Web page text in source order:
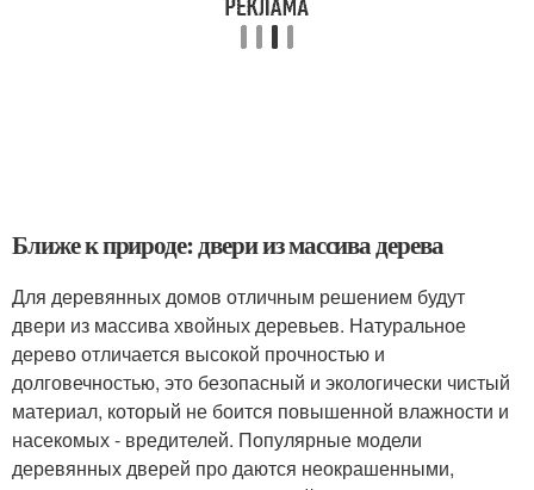
Ближе к природе: двери из массива дерева
Для деревянных домов отличным решением будут
двери из массива хвойных деревьев. Натуральное
дерево отличается высокой прочностью и
долговечностью, это безопасный и экологически чистый
материал, который не боится повышенной влажности и
насекомых - вредителей. Популярные модели
деревянных дверей про даются неокрашенными,